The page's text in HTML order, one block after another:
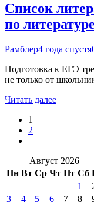
Список
по
Рамблер4 года спустя
Подготовка к ЕГЭ
не только от
Читать далее
1
2
Август 2026
Пн Вт Ср Чт Пт Сб
1
3
4 5 6 7 8